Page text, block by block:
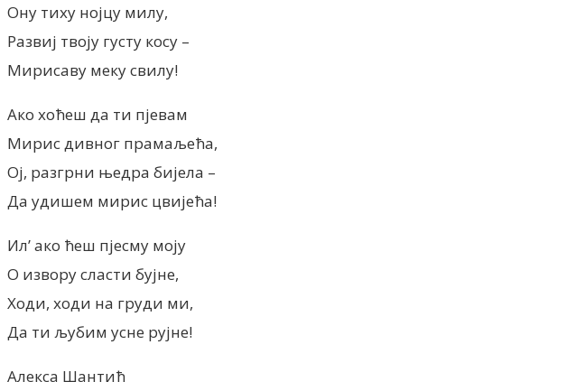
Ону тиху нојцу милу,
Развиј твоју густу косу –
Мирисаву меку свилу!
Ако хоћеш да ти пјевам
Мирис дивног прамаљећа,
Ој, разгрни њедра бијела –
Да удишем мирис цвијећа!
Ил’ ако ћеш пјесму моју
О извору сласти бујне,
Ходи, ходи на груди ми,
Да ти љубим усне рујне!
Алекса Шантић